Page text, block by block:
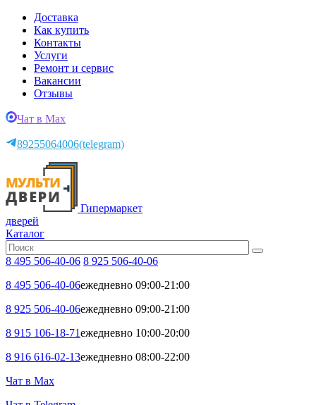
Доставка
Как купить
Контакты
Услуги
Ремонт и сервис
Вакансии
Отзывы
Чат в Max
89255064006(telegram)
Гипермаркет
дверей
Каталог
8 495 506-40-06 8 925 506-40-06
8 495 506-40-06ежедневно 09:00-21:00
8 925 506-40-06ежедневно 09:00-21:00
8 915 106-18-71ежедневно 10:00-20:00
8 916 616-02-13ежедневно 08:00-22:00
Чат в Max